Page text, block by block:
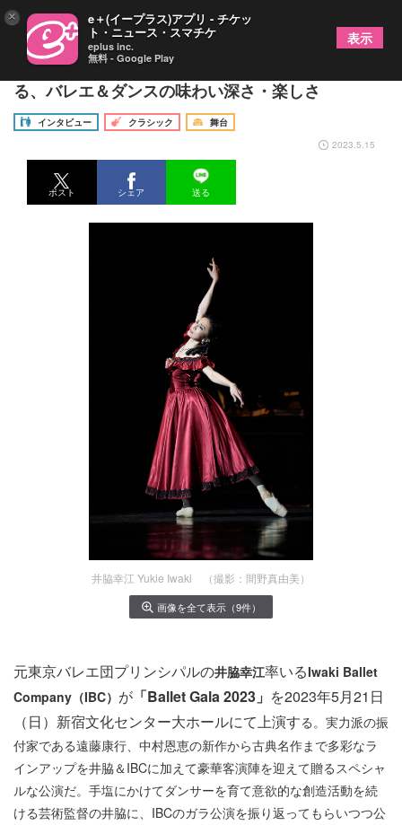
井脇幸江に聞く～IBC「Ballet Gala 2023」で魅せ
る、バレエ＆ダンスの味わい深さ・楽しさ
インタビュー クラシック
舞台
2023.5.15
ポスト シェア 送る
井脇幸江 Yukie Iwaki （撮影：間野真由美）
画像を全て表示（9件）
元東京バレエ団プリンシパルの井脇幸江率いるIwaki Ballet
Company（IBC） が 「Ballet Gala 2023」 を2023年5月21日
（日）新宿文化センター大ホールにて上演する。実力派の振
付家である遠藤康行、中村恩恵の新作から古典名作まで多彩なラ
インアップを井脇＆IBCに加えて豪華客演陣を迎えて贈るスペシャ
ルな公演だ。手塩にかけてダンサーを育て意欲的な創造活動を続
ける芸術監督の井脇に、IBCのガラ公演を振り返ってもらいつつ公
× e＋(イープラス)アプリ - チケッ
ト・ニュース・スマチケ
eplus inc.
無料 - Google Play
表示